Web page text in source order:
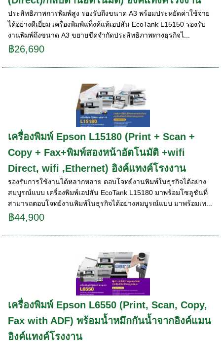
ประสิทธิภาพการพิมพ์สูง รองรับถึงขนาด A3 พร้อมประหยัดค่าใช้จ่าย
ได้อย่างดีเยี่ยม เครื่องพิมพ์แท็งค์แท้เอปสัน EcoTank L15150 รองรับ
งานพิมพ์ถึงขนาด A3 ขยายขีดจำกัดประสิทธิภาพทางธุรกิจไ...
฿26,690
เครื่องพิมพ์ Epson L15180 (Print + Scan +
Copy + Fax+พิมพ์สองหน้าอัตโนมัติ +wifi
Direct, wifi ,Ethernet) อิงค์แทงค์โรงงาน
รองรับการใช้งานได้หลากหลาย ตอบโจทย์งานพิมพ์ในธุรกิจได้อย่าง
สมบูรณ์แบบ เครื่องพิมพ์เอปสัน EcoTank L15180 มาพร้อมโซลูชันที่
สามารถตอบโจทย์งานพิมพ์ในธุรกิจได้อย่างสมบูรณ์แบบ มาพร้อมเท...
฿44,900
เครื่องพิมพ์ Epson L6550 (Print, Scan, Copy,
Fax with ADF) พร้อมน้ำหมึกกันน้ำจากอิงค์แมน
อิงค์แทงค์โรงงาน